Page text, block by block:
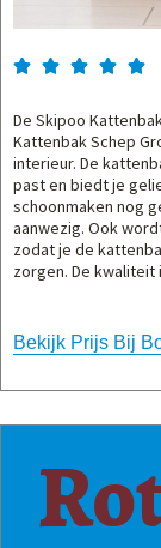
    
De Skipoo
Kattenbak Schep
interieur. De
past en biedt je
schoonmaken nog
aanwezig. Ook
zodat je de
zorgen. De kwaliteit
Bekijk Prijs Bij